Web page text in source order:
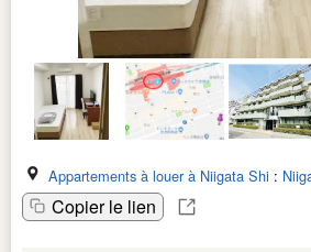
Appartements à louer à Niigata Shi :
Copier le lien